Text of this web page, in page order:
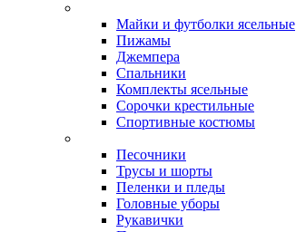
Майки и футболки ясельные
Пижамы
Джемпера
Спальники
Комплекты ясельные
Сорочки крестильные
Спортивные костюмы
Песочники
Трусы и шорты
Пеленки и пледы
Головные уборы
Рукавички